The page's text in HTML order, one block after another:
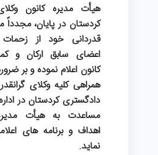
هیأت مدیره کانون
کردستان در پایان،
قدردانی خود از
اعضای سابق ارکان و
کانون اعلام نموده و بر
همراهی کلیه وکلای
دادگستری کردستان در
مساعدت به هیأت
اهداف و برنامه های
نماید.